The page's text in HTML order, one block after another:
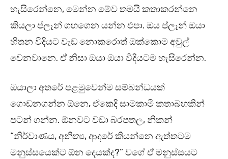
හැසිරෙන්නෙ, මෙන්න මේව තමයි කතාකරන්නෙ
කියලා ප්ලෑන් ගහගෙන යන්න එපා. ඔය ප්ලෑන් ඔයා
හිතන විදියට වැඩ නොකරොත් ඔක්කොම අවුල්
වෙනවානෙ. ඒ නිසා ඔයා ඔයා විදියටම හැසිරෙන්න.
ඔයාලා අතරේ පළමුවෙන්ම සම්බන්ධයක්
ගොඩනගන්න ඕනෙ, ඒකෙදි සාමකාමී කතාබහකින්
පටන් ගන්න. ඕනවට වඩා බරපතල, නිකන්
“නිර්වාණය, අනිත්‍ය, ආදරේ කියන්නෙ ඇත්තටම
මනුස්සයෙක්ට ඕන දෙයක්ද?” වගේ ඒ මනුස්සයට